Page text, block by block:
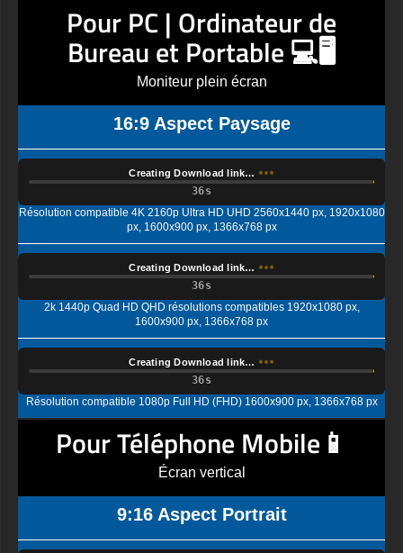
Pour PC | Ordinateur de
Bureau et Portable 💻🖥️
Moniteur plein écran
16:9 Aspect Paysage
Creating Download link…
Résolution compatible 4K 2160p Ultra HD UHD 2560x1440 px, 1920x1080
px, 1600x900 px, 1366x768 px
Creating Download link…
2k 1440p Quad HD QHD résolutions compatibles 1920x1080 px,
1600x900 px, 1366x768 px
Résolution compatible 1080p Full HD (FHD) 1600x900 px, 1366x768 px
Pour Téléphone Mobile📱
Écran vertical
9:16 Aspect Portrait
Creating Download link…